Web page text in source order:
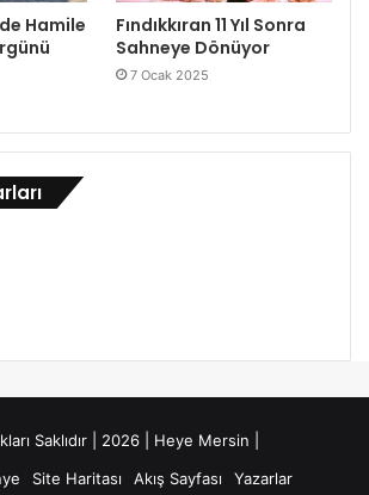
Hamile
Fındıkkıran 11 Yıl Sonra
Sahneye Dönüyor
7 Ocak 2025
Saklıdır | 2026 | Heye Mersin |
Site Haritası Akış Sayfası Yazarlar